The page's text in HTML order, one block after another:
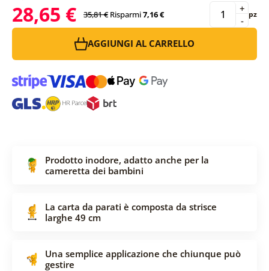
28,65 € 35,81 € Risparmi7,16 € -
+ pz
AGGIUNGI AL CARRELLO
Prodotto inodore, adatto anche per la
cameretta dei bambini
La carta da parati è composta da strisce
larghe 49 cm
Una semplice applicazione che chiunque può
gestire